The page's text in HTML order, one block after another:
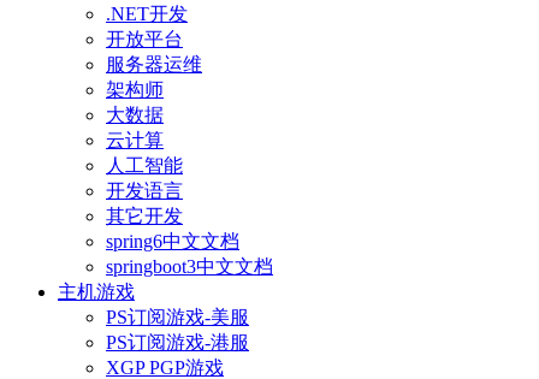
.NET开发
开放平台
服务器运维
架构师
大数据
云计算
人工智能
开发语言
其它开发
spring6中文文档
springboot3中文文档
主机游戏
PS订阅游戏-美服
PS订阅游戏-港服
XGP PGP游戏